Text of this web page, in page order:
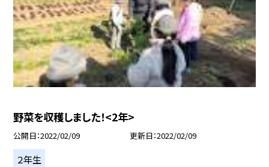
野菜を収穫しました！<2年>
公開日 2022/02/09 更新日 2022/02/09
２年生